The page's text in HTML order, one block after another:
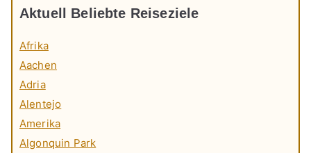
Aktuell Beliebte Reiseziele
Afrika
Aachen
Adria
Alentejo
Amerika
Algonquin Park